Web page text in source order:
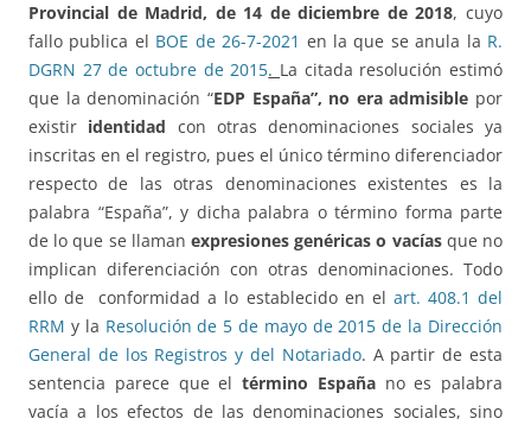
Provincial de Madrid, de 14 de diciembre de 2018, cuyo
fallo publica el BOE de 26-7-2021 en la que se anula la R.
DGRN 27 de octubre de 2015. La citada resolución estimó
que la denominación “EDP España”, no era admisible por
existir identidad con otras denominaciones sociales ya
inscritas en el registro, pues el único término diferenciador
respecto de las otras denominaciones existentes es la
palabra “España”, y dicha palabra o término forma parte
de lo que se llaman expresiones genéricas o vacíasque no
implican diferenciación con otras denominaciones. Todo
ello de conformidad a lo establecido en el art. 408.1 del
RRM y la Resolución de 5 de mayo de 2015 de la Dirección
General de los Registros y del Notariado. A partir de esta
sentencia parece que el término España no es palabra
vacía a los efectos de las denominaciones sociales, sino